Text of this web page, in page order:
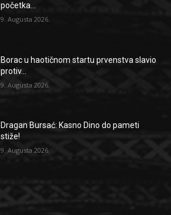
početka...
9. Augusta 2026.
Borac u haotičnom startu prvenstva slavio
protiv...
9. Augusta 2026.
Dragan Bursać: Kasno Dino do pameti
stiže!
9. Augusta 2026.